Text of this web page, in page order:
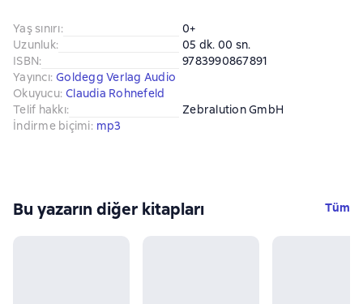
Yaş sınırı:
0+
Uzunluk:
05 dk. 00 sn.
ISBN:
9783990867891
Yayıncı: Goldegg Verlag Audio
Okuyucu: Claudia Rohnefeld
Telif hakkı:
Zebralution GmbH
İndirme biçimi: mp3
Bu yazarın diğer kitapları Tüm